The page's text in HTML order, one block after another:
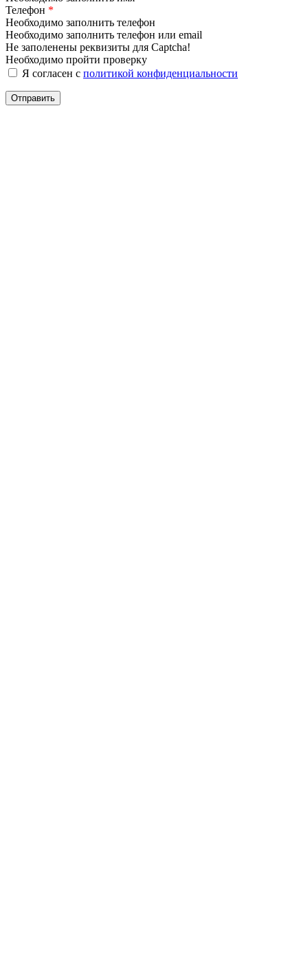
Телефон *
Необходимо заполнить телефон
Необходимо заполнить телефон или email
Не заполенены реквизиты для Captcha!
Необходимо пройти проверку
Я согласен с политикой конфиденциальности
Отправить